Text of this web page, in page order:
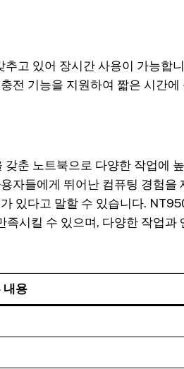
고 있어 장시간 사용이 가능합
전 기능을 지원하여 짧은 시간에
춘 노트북으로 다양한 작업에
자들에게 뛰어난 컴퓨팅 경험을
있다고 말할 수 있습니다.
시킬 수 있으며, 다양한 작업과
내용